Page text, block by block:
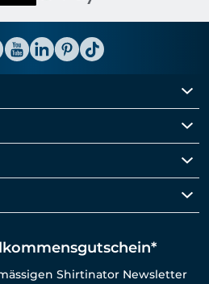
Shirtinator Newsletter